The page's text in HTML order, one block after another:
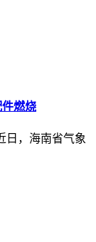
燃烧
，海南省气象